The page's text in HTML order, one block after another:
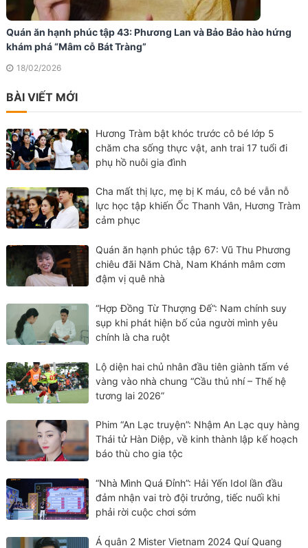
Quán ăn hạnh phúc tập 43: Phương Lan và Bảo Bảo hào hứng
khám phá “Mâm cỗ Bát Tràng”
18/02/2026
BÀI VIẾT MỚI
Hương Tràm bật khóc trước cô bé lớp 5
chăm cha sống thực vật, anh trai 17 tuổi đi
phụ hồ nuôi gia đình
Cha mất thị lực, mẹ bị K máu, cô bé vẫn nỗ
lực học tập khiến Ốc Thanh Vân, Hương Tràm
cảm phục
Quán ăn hạnh phúc tập 67: Vũ Thu Phương
chiêu đãi Năm Chà, Nam Khánh mâm cơm
đậm vị quê nhà
“Hợp Đồng Từ Thượng Đế”: Nam chính suy
sụp khi phát hiện bố của người mình yêu
chính là cha ruột
Lộ diện hai chủ nhân đầu tiên giành tấm vé
vàng vào nhà chung “Cầu thủ nhí – Thế hệ
tương lai 2026”
Phim “An Lạc truyện”: Nhậm An Lạc quy hàng
Thái tử Hàn Diệp, về kinh thành lập kế hoạch
báo thù cho gia tộc
“Nhà Mình Quá Đỉnh”: Hải Yến Idol lần đầu
đảm nhận vai trò đội trưởng, tiếc nuối khi
phải rời cuộc chơi sớm
Á quân 2 Mister Vietnam 2024 Quí Quang